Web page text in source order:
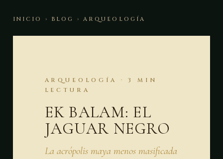
INICIO › BLOG › ARQUEOLOGÍA
ARQUEOLOGÍA · 3 MIN
LECTURA
EK BALAM: EL
JAGUAR NEGRO
La acrópolis maya menos masificada